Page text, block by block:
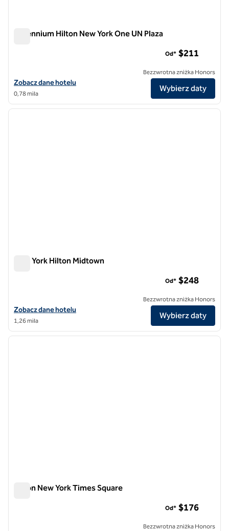
Millennium Hilton New York One UN Plaza
Zobacz szczegóły hotelu Millennium Hilton New York One UN Plaza
Zobacz dane hotelu
0,78 mila
Od* $211
Bezzwrotna zniżka Honors
Wybierz daty
1/12
1 z 12
New York Hilton Midtown
Zobacz szczegóły hotelu Hilton Midtown w Nowym Jorku
Zobacz dane hotelu
1,26 mila
Od* $248
Bezzwrotna zniżka Honors
Wybierz daty
1/13
1 z 13
Hilton New York Times Square
Od* $176
Bezzwrotna zniżka Honors